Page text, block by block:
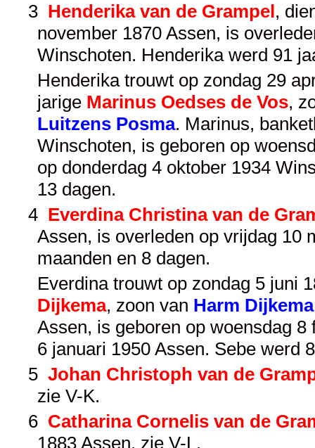
3 Henderika van de Grampel,
november 1870 Assen, is
Winschoten. Henderika werd 91
Henderika trouwt op zondag 29
jarige Marinus Oedses de Vos,
Luitzens Posma. Marinus,
Winschoten, is geboren op
op donderdag 4 oktober 1934
13 dagen.
4 Everdina Christina van de
Assen, is overleden op vrijdag 10
maanden en 8 dagen.
Everdina trouwt op zondag 5 juni
Dijkema, zoon van Harm Dijkema
Assen, is geboren op woensdag
6 januari 1950 Assen. Sebe werd
5 Johan Christoph van de
zie V-K.
6 Catharina Cornelis van de
1883 Assen, zie V-L .